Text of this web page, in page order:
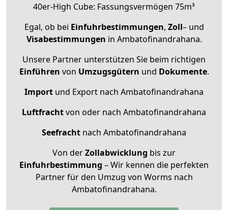
40er-High Cube: Fassungsvermögen 75m³
Egal, ob bei Einfuhrbestimmungen, Zoll– und
Visabestimmungen in Ambatofinandrahana.
Unsere Partner unterstützen Sie beim richtigen
Einführen von Umzugsgütern und Dokumente.
Import und Export nach Ambatofinandrahana
Luftfrachtvon oder nach Ambatofinandrahana
Seefracht nach Ambatofinandrahana
Von derZollabwicklung bis zur
Einfuhrbestimmung – Wir kennen die perfekten
Partner für den Umzug von Worms nach
Ambatofinandrahana.